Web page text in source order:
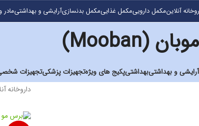
آنلاینمکمل داروییمکمل غذاییمکمل بدنسازیآرایشی و بهداشتی
موبان (Mooban)
آرایشی و بهداشتیبهداشتیپکیج های ویژهتجهیزات پزشکیتجهیزات
داروخانه